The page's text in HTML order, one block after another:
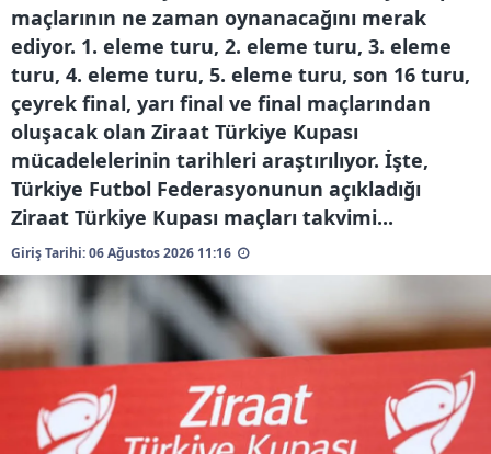
maçlarının ne zaman oynanacağını merak
ediyor. 1. eleme turu, 2. eleme turu, 3. eleme
turu, 4. eleme turu, 5. eleme turu, son 16 turu,
çeyrek final, yarı final ve final maçlarından
oluşacak olan Ziraat Türkiye Kupası
mücadelelerinin tarihleri araştırılıyor. İşte,
Türkiye Futbol Federasyonunun açıkladığı
Ziraat Türkiye Kupası maçları takvimi...
Giriş Tarihi: 06 Ağustos 2026 11:16